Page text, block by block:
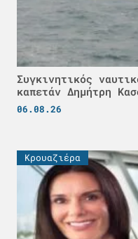
Συγκινητικός
καπετάν Δημήτρη
06.08.26
Κρουαζιέρα